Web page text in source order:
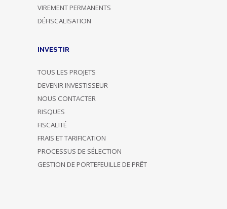
VIREMENT PERMANENTS
DÉFISCALISATION
INVESTIR
TOUS LES PROJETS
DEVENIR INVESTISSEUR
NOUS CONTACTER
RISQUES
FISCALITÉ
FRAIS ET TARIFICATION
PROCESSUS DE SÉLECTION
GESTION DE PORTEFEUILLE DE PRÊT